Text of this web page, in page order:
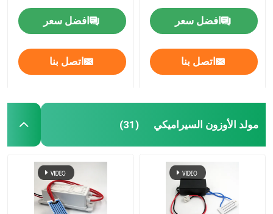
افضل سعر
اتصل بنا
افضل سعر
اتصل بنا
مولد الأوزون السيراميكي (31)